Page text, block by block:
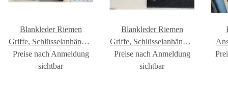
Blankleder Riemen
Griffe, Schlüsselanhänger,
Reste Anschnitte
Lederwaren Kunstprojekt
Preise nach Anmeldung
sichtbar
Blankleder Riemen
Griffe, Schlüsselanhänger,
Reste Anschnitte
Lederwaren Kunstprojekt
Preise nach Anmeldung
sichtbar